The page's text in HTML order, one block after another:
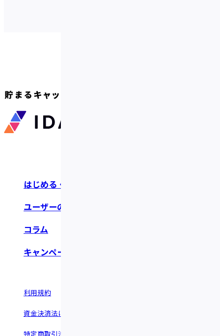
はじめる・つかう
ユーザーの声
コラム
キャンペーン
利用規約
資金決済法に基づく表示
特定商取引法に基づく表示